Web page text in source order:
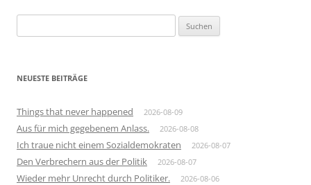
nach:
NEUESTE BEITRÄGE
Things that never happened 2026-08-09
Aus für mich gegebenem Anlass. 2026-08-08
Ich traue nicht einem Sozialdemokraten 2026-08-07
Den Verbrechern aus der Politik 2026-08-07
Wieder mehr Unrecht durch Politiker. 2026-08-06